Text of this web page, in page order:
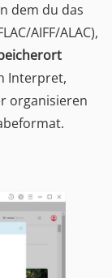
dem du das
AIFF/ALAC),
Interpret,
organisieren